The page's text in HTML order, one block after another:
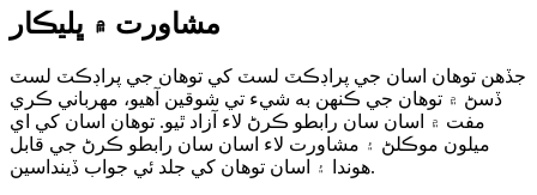
مشاورت ۾ ڀليڪار
جڏهن توهان اسان جي پراڊڪٽ لسٽ کي توهان جي پراڊڪٽ لسٽ
ڏسڻ ۾ توهان جي ڪنهن به شيء تي شوقين آهيو، مهرباني ڪري
مفت ۾ اسان سان رابطو ڪرڻ لاء آزاد ٿيو. توهان اسان کي اي
ميلون موڪلڻ ۽ مشاورت لاء اسان سان رابطو ڪرڻ جي قابل
هوندا ۽ اسان توهان کي جلد ئي جواب ڏينداسين.